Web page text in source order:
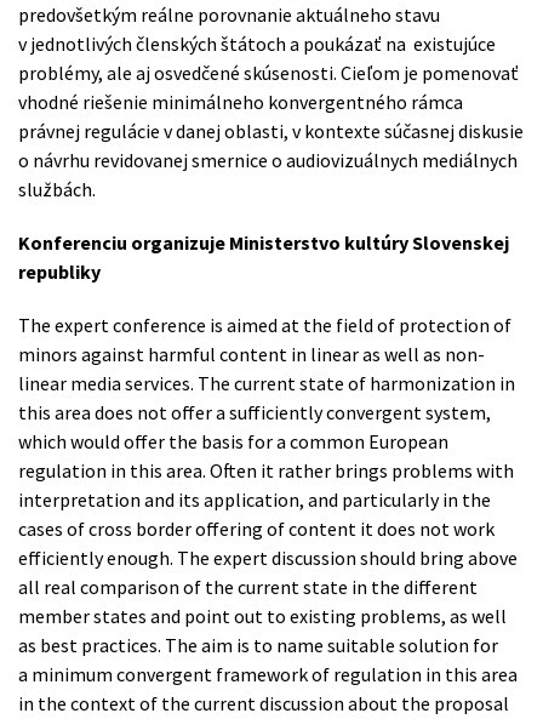
predovšetkým reálne porovnanie aktuálneho stavu
v jednotlivých členských štátoch a poukázať na existujúce
problémy, ale aj osvedčené skúsenosti. Cieľom je pomenovať
vhodné riešenie minimálneho konvergentného rámca
právnej regulácie v danej oblasti, v kontexte súčasnej diskusie
o návrhu revidovanej smernice o audiovizuálnych mediálnych
službách.
Konferenciu organizuje Ministerstvo kultúry Slovenskej
republiky
The expert conference is aimed at the field of protection of
minors against harmful content in linear as well as non-
linear media services. The current state of harmonization in
this area does not offer a sufficiently convergent system,
which would offer the basis for a common European
regulation in this area. Often it rather brings problems with
interpretation and its application, and particularly in the
cases of cross border offering of content it does not work
efficiently enough. The expert discussion should bring above
all real comparison of the current state in the different
member states and point out to existing problems, as well
as best practices. The aim is to name suitable solution for
a minimum convergent framework of regulation in this area
in the context of the current discussion about the proposal